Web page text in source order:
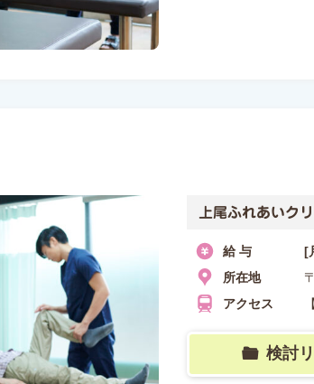
上尾ふれあいク
給 与
[
所在地
アクセス
検討